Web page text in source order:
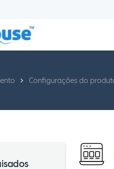
Configurações do